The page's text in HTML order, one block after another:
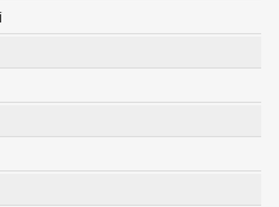
a także obowiązków i
przez instytucje
Gminy;
umów;
interesów osoby, której
realizowanego w
lub w ramach